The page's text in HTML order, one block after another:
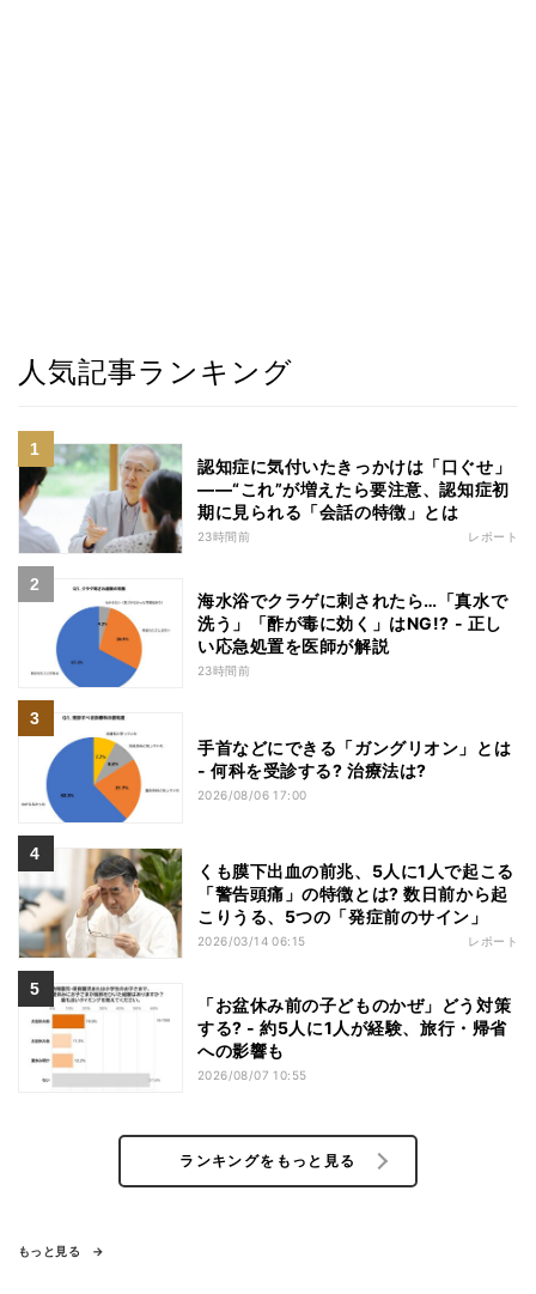
人気記事ランキング
認知症に気付いたきっかけは「口ぐせ」
――“これ”が増えたら要注意、認知症初
期に見られる「会話の特徴」とは
23時間前 レポート
海水浴でクラゲに刺されたら…「真水で
洗う」「酢が毒に効く」はNG!? - 正し
い応急処置を医師が解説
23時間前
手首などにできる「ガングリオン」とは
- 何科を受診する? 治療法は?
2026/08/06 17:00
くも膜下出血の前兆、5人に1人で起こる
「警告頭痛」の特徴とは? 数日前から起
こりうる、5つの「発症前のサイン」
2026/03/14 06:15 レポート
「お盆休み前の子どものかぜ」どう対策
する? - 約5人に1人が経験、旅行・帰省
への影響も
2026/08/07 10:55
ランキングをもっと見る
もっと見る